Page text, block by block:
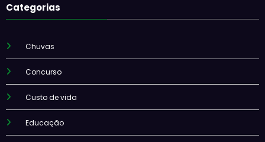
Categorias
Chuvas
Concurso
Custo de vida
Educação